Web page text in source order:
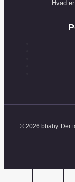
Hvad
© 2026 bbaby. Der